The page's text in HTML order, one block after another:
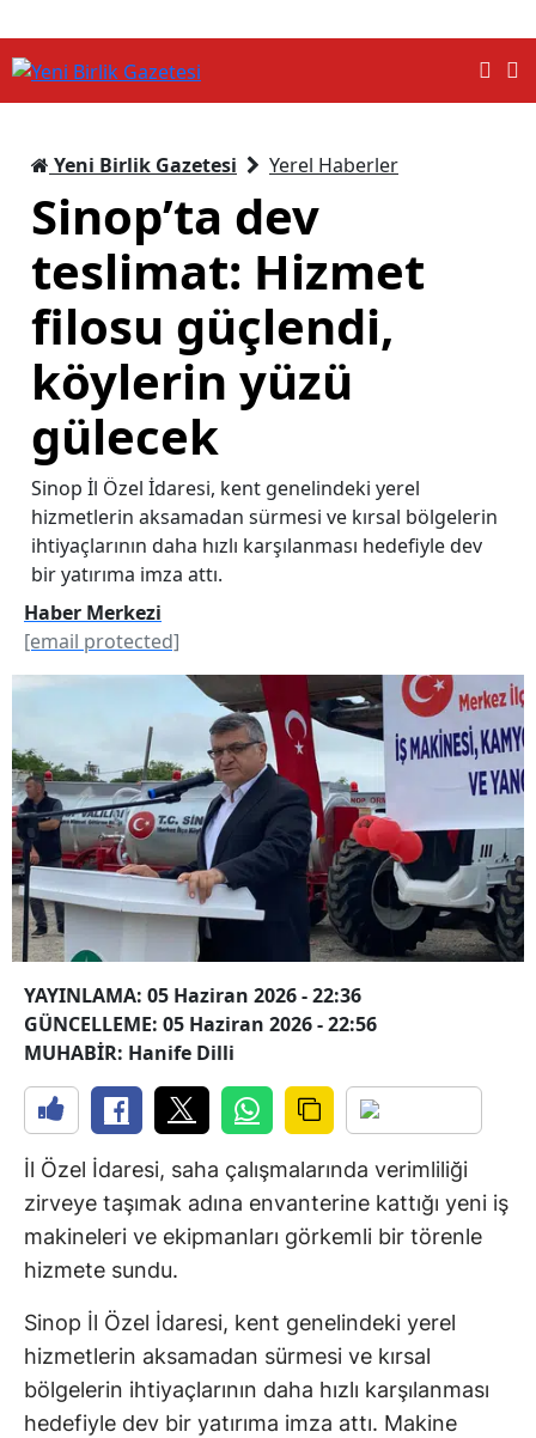
Yeni Birlik Gazetesi Yerel Haberler
Sinop’ta dev
teslimat: Hizmet
filosu güçlendi,
köylerin yüzü
gülecek
Sinop İl Özel İdaresi, kent genelindeki yerel
hizmetlerin aksamadan sürmesi ve kırsal bölgelerin
ihtiyaçlarının daha hızlı karşılanması hedefiyle dev
bir yatırıma imza attı.
Haber Merkezi
[email protected]
YAYINLAMA: 05 Haziran 2026 - 22:36
GÜNCELLEME: 05 Haziran 2026 - 22:56
MUHABİR: Hanife Dilli
İl Özel İdaresi, saha çalışmalarında verimliliği
zirveye taşımak adına envanterine kattığı yeni iş
makineleri ve ekipmanları görkemli bir törenle
hizmete sundu.
Sinop İl Özel İdaresi, kent genelindeki yerel
hizmetlerin aksamadan sürmesi ve kırsal
bölgelerin ihtiyaçlarının daha hızlı karşılanması
hedefiyle dev bir yatırıma imza attı. Makine